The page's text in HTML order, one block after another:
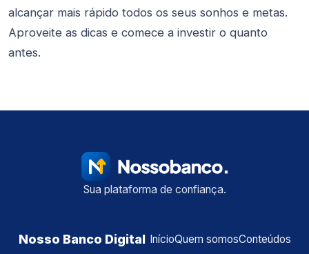
alcançar mais rápido todos os seus sonhos e metas.
Aproveite as dicas e comece a investir o quanto
antes.
Sua plataforma de confiança.
Nosso Banco Digital InícioQuem somosConteúdos